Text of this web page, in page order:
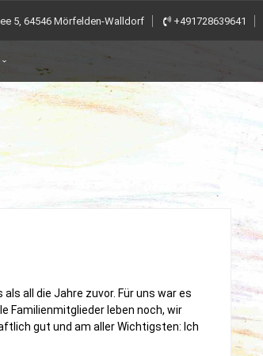
5, 64546 Mörfelden-Walldorf +491728639641
all die Jahre zuvor. Für uns war es
Familienmitglieder leben noch, wir
gut und am aller Wichtigsten: Ich